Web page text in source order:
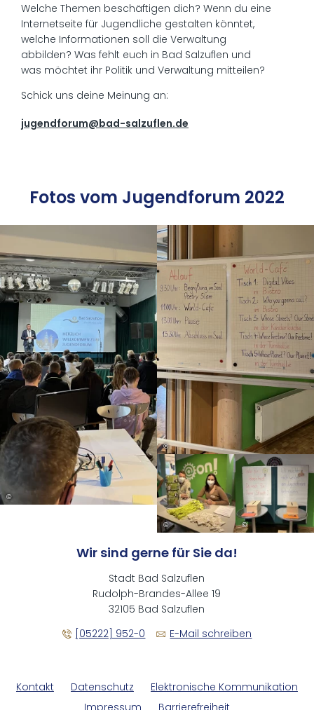
Welche Themen beschäftigen dich? Wenn du eine
Internetseite für Jugendliche gestalten könntet,
welche Informationen soll die Verwaltung
abbilden? Was fehlt euch in Bad Salzuflen und
was möchtet ihr Politik und Verwaltung mitteilen?
Schick uns deine Meinung an:
jugendforum@bad-salzuflen.de
Fo­tos vom Ju­gend­fo­rum 2022
©
©
© ©
Wir sind gerne für Sie da!
Stadt Bad Salzuflen
Rudolph-Brandes-Allee 19
32105 Bad Salzuflen
[05222] 952-0
E-Mail schreiben
Kontakt Datenschutz
Elektronische Kommunikation
Impressum
Barrierefreiheit